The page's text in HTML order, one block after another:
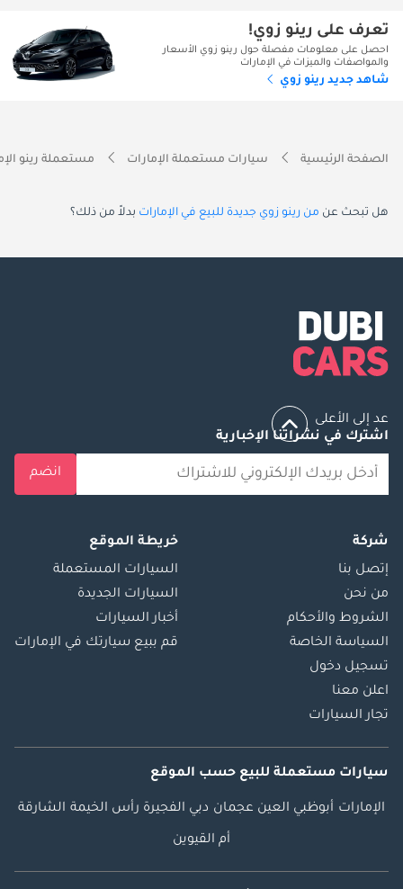
تعرف على رينو زوي!
احصل على معلومات مفصلة حول رينو زوي الأسعار
والمواصفات والميزات في الإمارات
شاهد جديد رينو زوي
الصفحة الرئيسية سيارات مستعملة الإمارات مستعملة رينو
هل تبحث عن من رينو زوي جديدة للبيع في الإمارات بدلاً من ذلك؟
عد إلى الأعلى
اشترك في نشراتنا الإخبارية
انضم
شركة
إتصل بنا
من نحن
الشروط والأحكام
السياسة الخاصة
تسجيل دخول
اعلن معنا
تجار السيارات
خريطة الموقع
السيارات المستعملة
السيارات الجديدة
أخبار السيارات
قم ببيع سيارتك في الإمارات
سيارات مستعملة للبيع حسب الموقع
الإمارات أبوظبي العين عجمان دبي الفجيرة رأس الخيمة الشارقة
أم القيوين